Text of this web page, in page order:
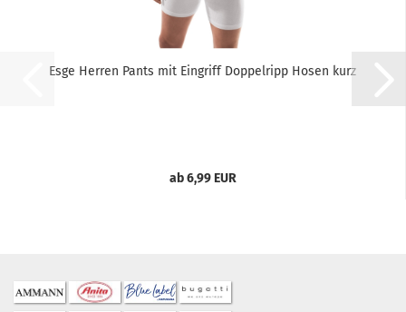
Esge Herren Pants mit Eingriff Doppelripp Hosen kurz
ab 6,99 EUR